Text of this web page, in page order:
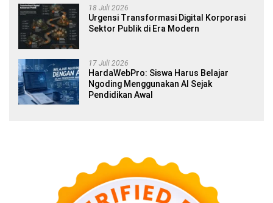
18 Juli 2026
Urgensi Transformasi Digital Korporasi
Sektor Publik di Era Modern
17 Juli 2026
HardaWebPro: Siswa Harus Belajar
Ngoding Menggunakan AI Sejak
Pendidikan Awal